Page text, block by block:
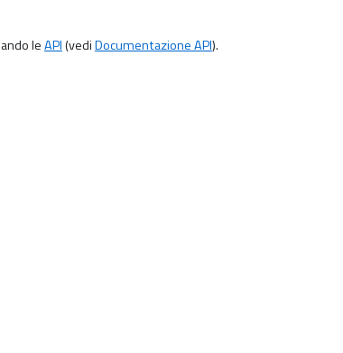
leAPI(vediDocumentazione API).